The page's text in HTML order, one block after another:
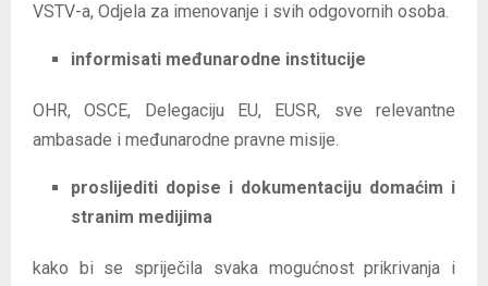
VSTV-a, Odjela za imenovanje i svih odgovornih osoba.
informisati međunarodne institucije
OHR, OSCE, Delegaciju EU, EUSR, sve relevantne
ambasade i međunarodne pravne misije.
proslijediti dopise i dokumentaciju domaćim i
stranim medijima
kako bi se spriječila svaka mogućnost prikrivanja i